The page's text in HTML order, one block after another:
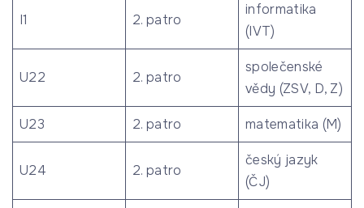
I1 2. patro
informatika
(IVT)
U22 2. patro
společenské
vědy (ZSV, D, Z)
U23 2. patro matematika (M)
U24 2. patro
český jazyk
(ČJ)